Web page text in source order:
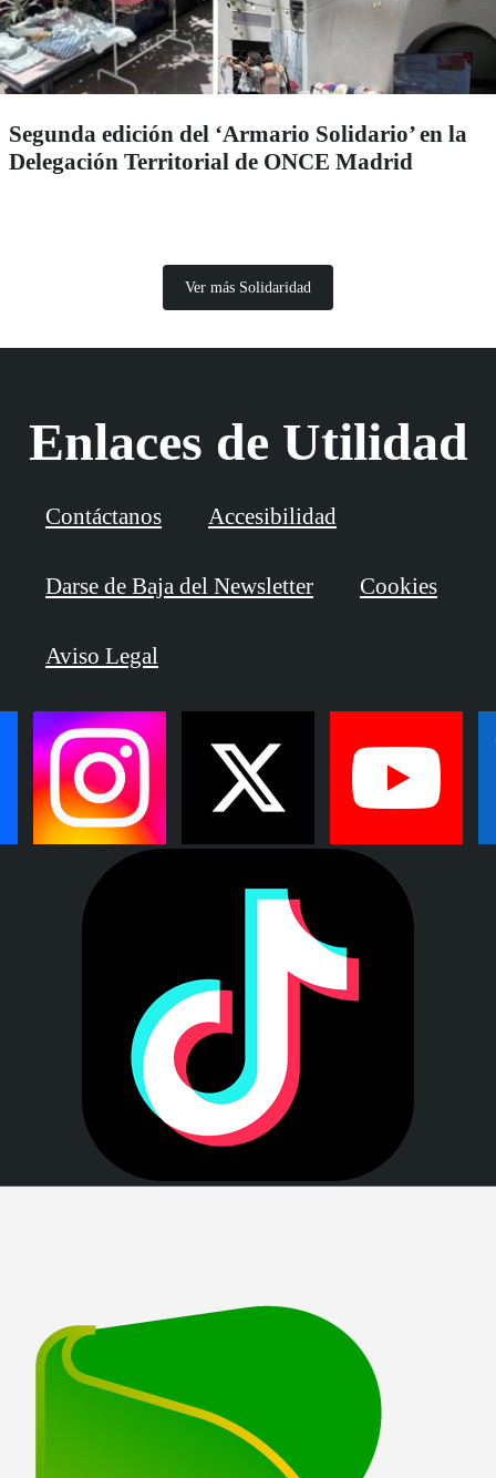
Segunda edición del ‘Armario Solidario’ en la
Delegación Territorial de ONCE Madrid
Ver más Solidaridad
Enlaces de Utilidad
Contáctanos Accesibilidad
Darse de Baja del Newsletter Cookies
Aviso Legal